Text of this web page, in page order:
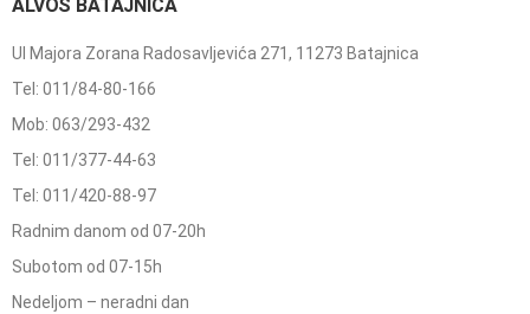
ALVOS BATAJNICA
Ul Majora Zorana Radosavljevića 271, 11273 Batajnica
Tel: 011/84-80-166
Mob: 063/293-432
Tel: 011/377-44-63
Tel: 011/420-88-97
Radnim danom od 07-20h
Subotom od 07-15h
Nedeljom – neradni dan